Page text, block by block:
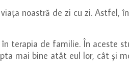
noastră de zi cu zi. Astfel,
terapia de familie. În aceste
mai bine atât eul lor, cât și